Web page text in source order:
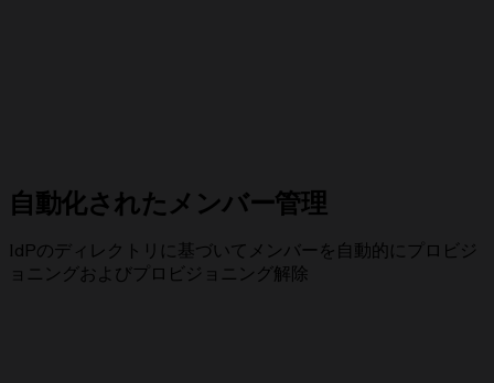
自動化されたメンバー管理
IdPのディレクトリに基づいてメンバーを自動的にプロビジ
ョニングおよびプロビジョニング解除